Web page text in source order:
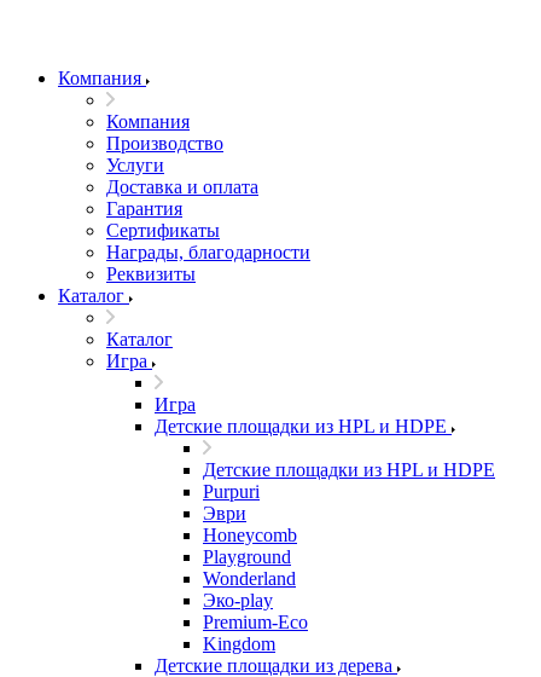
Компания
Компания
Производство
Услуги
Доставка и оплата
Гарантия
Сертификаты
Награды, благодарности
Реквизиты
Каталог
Каталог
Игра
Игра
Детские площадки из HPL и HDPE
Детские площадки из HPL и HDPE
Purpuri
Эври
Honeycomb
Playground
Wonderland
Эко-play
Premium-Eco
Kingdom
Детские площадки из дерева